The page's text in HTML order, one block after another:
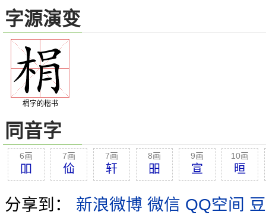
字源演变
梋字的楷书
同音字
6画
吅
7画
佡
7画
轩
8画
昍
9画
宣
10画
晅
分享到： 新浪微博 微信 QQ空间